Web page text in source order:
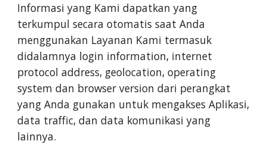
Informasi yang Kami dapatkan yang
terkumpul secara otomatis saat Anda
menggunakan Layanan Kami termasuk
didalamnya login information, internet
protocol address, geolocation, operating
system dan browser version dari perangkat
yang Anda gunakan untuk mengakses Aplikasi,
data traffic, dan data komunikasi yang
lainnya.